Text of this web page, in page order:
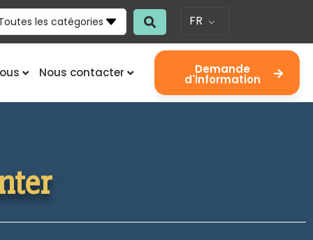
les catégories FR
Nous contacter Demande
d'information